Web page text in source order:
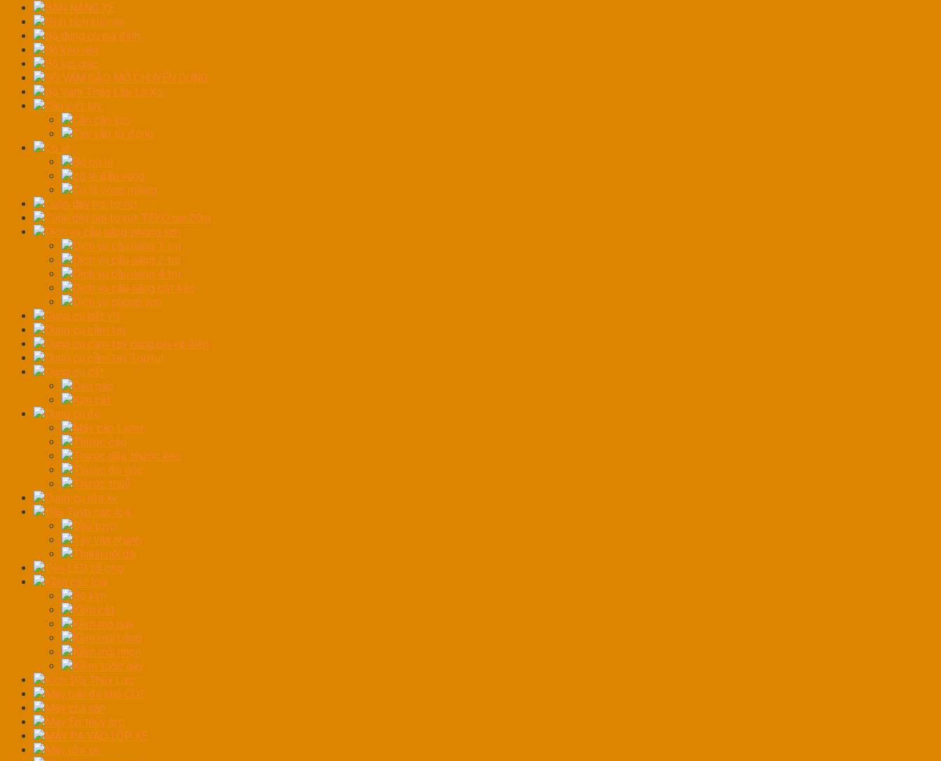
BÀN NÁNG XE
Bình tích khí nén
Bộ dụng cụ gia đình
Bộ kéo nắn
Bộ lục giác
BỘ VAM CẢO MỞ CHUYÊN DỤNG
Bộ Vam Tháo Lắp Lò Xo
Cần xiết lực
Cần cân lực
Tay vặn tự động
Cờ lê
Bộ cờ lê
cờ lê đầu vòng
Cờ lê vòng miệng
Cuộn dây hơi tự rút
Cuộn dây hơi tự rút TEKO dài 20m
Dịch vụ cầu nâng-phòng sơn
Dịch vụ cầu nâng 1 trụ
Dịch vụ cầu nâng 2 trụ
Dịch vụ cầu nâng 4 trụ
Dịch vụ cầu nâng cắt kéo
Dịch vụ phòng sơn
Dụng cụ bắt vít
Dụng cụ cầm tay
Dụng cụ cầm tay dùng pin và điện
Dụng cụ cầm tay Toptul
Dụng cụ cắt
Dao gấp
Kìm cắt
Dụng cụ đo
Máy cân Laser
Thước cặp
Thước dây, thước kéo
Thước đo góc
Thước thuỷ
Dụng cụ rửa xe
Đầu Tuýp các loại
Đầu tuýp
Tay vặn nhanh
Thanh nối dài
Đèn LED tổ ong
Kềm các loại
Bộ kìm
Kềm cắt
Kềm mỏ quạ
Kềm mũi bằng
Kềm mũi nhọn
Kiềm tuốc dây
Kích Đội Thủy Lực
Máy bắn đá khô CO2
Máy chà sàn
Máy Ép thủy lực
MÁY RA VÀO LỐP XE
Máy rửa xe